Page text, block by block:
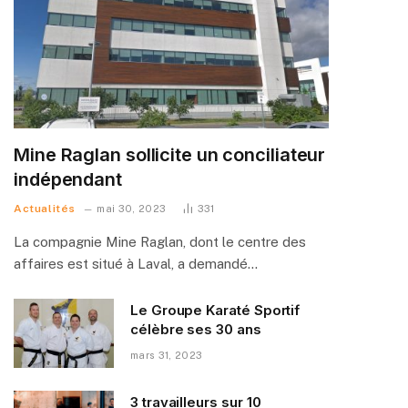
Mine Raglan sollicite un conciliateur
indépendant
Actualités mai 30, 2023 331
La compagnie Mine Raglan, dont le centre des
affaires est situé à Laval, a demandé…
Le Groupe Karaté Sportif
célèbre ses 30 ans
mars 31, 2023
3 travailleurs sur 10